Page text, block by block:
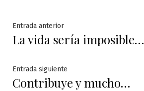
Navegación
de
entradas
Entrada anteriorEntrada
anterior:
La vida sería imposible…
Entrada siguiente
siguiente:
Contribuye y mucho…